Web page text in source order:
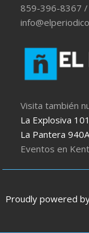
859-396-8367
Visita también
La Explosiva
La Pantera
Eventos en
Proudly powered